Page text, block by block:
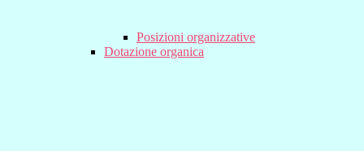
Posizioni organizzative
Dotazione organica